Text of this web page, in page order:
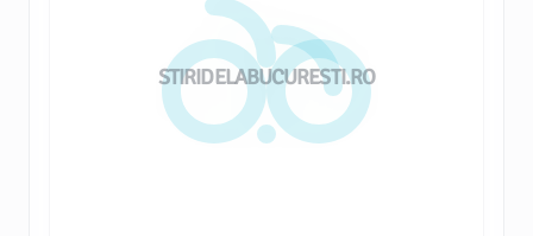
STIRIDELABUCURESTI.RO